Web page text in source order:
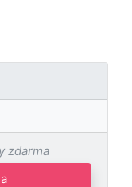
zdarma